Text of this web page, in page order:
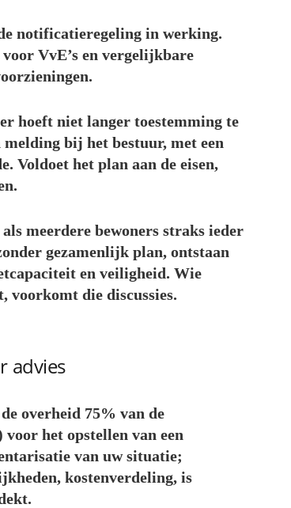
notificatieregeling in werking.
VvE’s en vergelijkbare
hoeft niet langer toestemming te
bij het bestuur, met een
Voldoet het plan aan de eisen,
meerdere bewoners straks ieder
gezamenlijk plan, ontstaan
en veiligheid. Wie
voorkomt die discussies.
advies
overheid 75% van de
voor het opstellen van een
van uw situatie;
kostenverdeling, is